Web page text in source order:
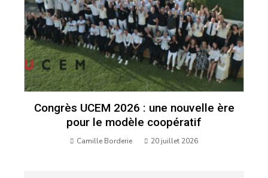
Congrès UCEM 2026 : une nouvelle ère
pour le modèle coopératif
Camille Borderie 20 juillet 2026